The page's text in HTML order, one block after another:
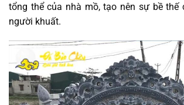
tổng thể của nhà mồ, tạo nên sự bề thế
người khuất.